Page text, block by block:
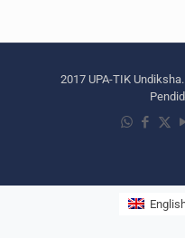
2017 UPA-TIK